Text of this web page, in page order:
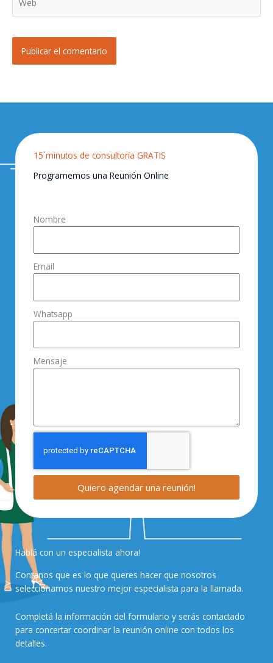
Hablá con un especialista ahora!
Contanos que es lo que queres hacer que nosotros
seleccionamos nuestro mejor especialista para la llamada.
Completá la información del formulario y serás contactado
para concertar coordinar la reunión online con todos los
detalles.
15´minutos de consultoría GRATIS
Programemos una Reunión Online
Nombre
Email
Whatsapp
Mensaje
Quiero agendar una reunión!